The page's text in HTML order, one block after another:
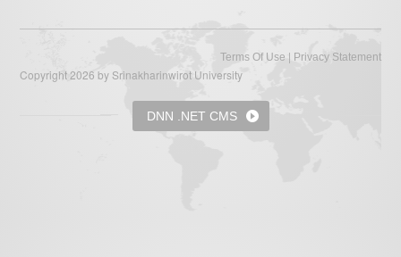
Terms Of Use | Privacy Statement
Copyright 2026 by Srinakharinwirot University
DNN .NET CMS